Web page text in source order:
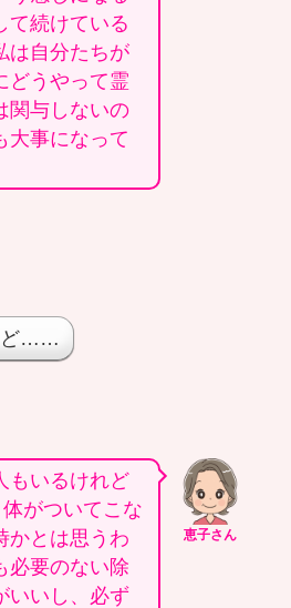
続けている
は自分たちが
どうやって霊
関与しないの
大事になって
ど……
恵子さん
もいるけれど
がついてこな
かとは思うわ
必要のない除
いいし、必ず